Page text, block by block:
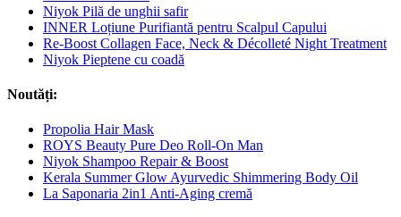
Niyok Pilă de unghii safir
INNER Loțiune Purifiantă pentru Scalpul Capului
Re-Boost Collagen Face, Neck & Décolleté Night Treatment
Niyok Pieptene cu coadă
Noutăți:
Propolia Hair Mask
ROYS Beauty Pure Deo Roll-On Man
Niyok Shampoo Repair & Boost
Kerala Summer Glow Ayurvedic Shimmering Body Oil
La Saponaria 2in1 Anti-Aging cremă